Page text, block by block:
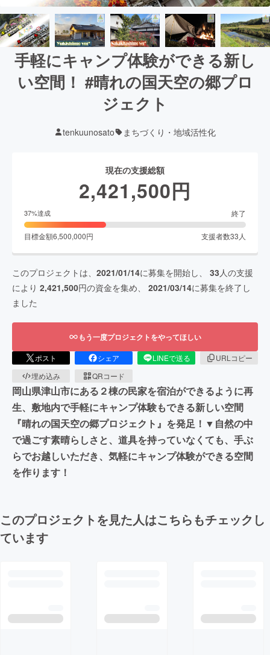
手軽にキャンプ体験ができる新し
い空間！ #晴れの国天空の郷プロ
ジェクト
tenkuunosato まちづくり・地域活性化
現在の支援総額
2,421,500円
37%達成 終了
目標金額6,500,000円 支援者数33 人
このプロジェクトは、 2021/01/14に募集を開始し、 33 人の支援
により 2,421,500円の資金を集め、 2021/03/14に募集を終了し
ました
もう一度プロジェクトをやってほしい
ポスト シェア LINEで送る
URLコピー
埋め込み
QRコード
岡山県津山市にある２棟の民家を宿泊ができるように再
生、敷地内で手軽にキャンプ体験もできる新しい空間
『晴れの国天空の郷プロジェクト』を発足！▼自然の中
で過ごす素晴らしさと、道具を持っていなくても、手ぶ
らでお越しいただき、気軽にキャンプ体験ができる空間
を作ります！
このプロジェクトを見た人はこちらもチェックし
ています